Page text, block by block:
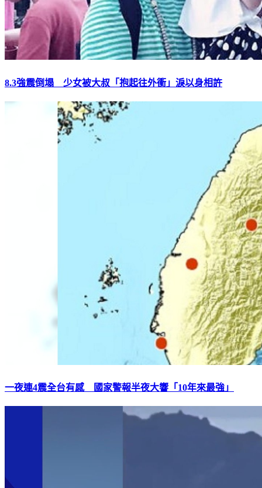
8.3強震倒塌 少女被大叔「抱起往外衝」淚以身相許
一夜連4震全台有感 國家警報半夜大響「10年來最強」